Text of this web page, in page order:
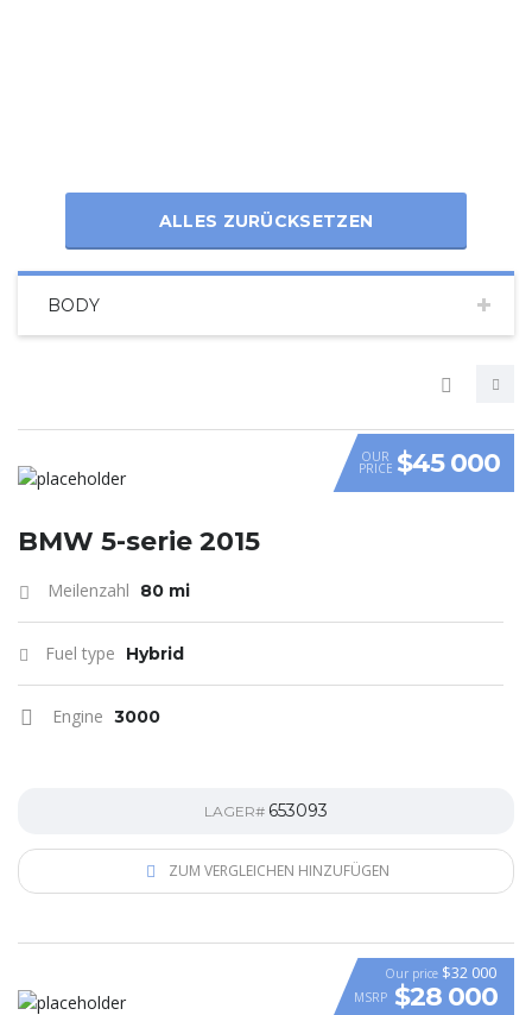
ALLES ZURÜCKSETZEN
BODY
VIDEO
OUR
PRICE $45 000
BMW 5-serie 2015
Meilenzahl 80 mi
Fuel type Hybrid
Engine 3000
LAGER# 653093
ZUM VERGLEICHEN HINZUFÜGEN
Our price $32 000
MSRP $28 000